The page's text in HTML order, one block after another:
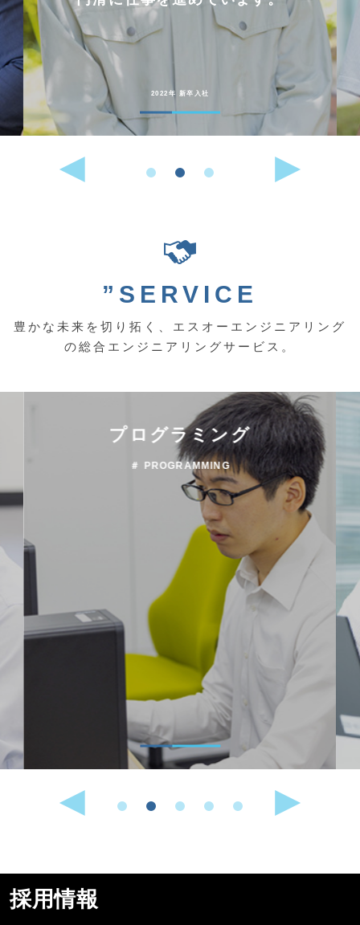
2022年 新卒入社
”SERVICE
豊かな未来を切り拓く、エスオーエンジニアリング
の総合エンジニアリングサービス。
プログラミング
＃ PROGRAMMING
採用情報